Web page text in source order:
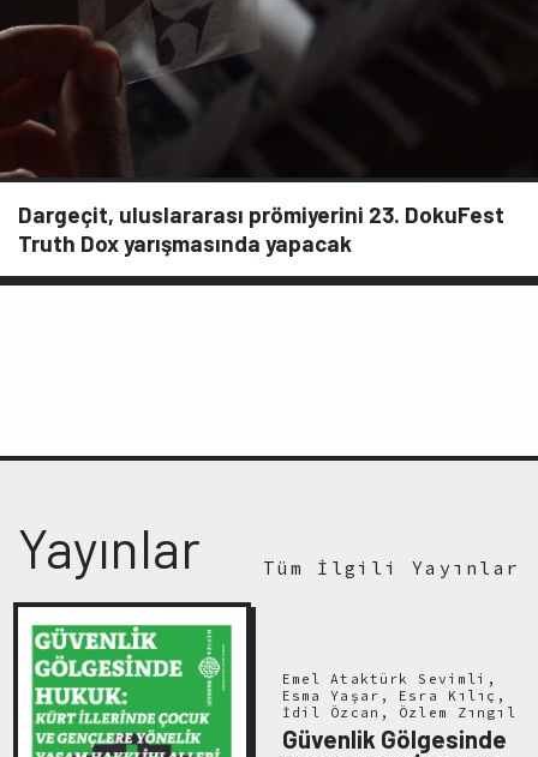
Dargeçit, uluslararası prömiyerini 23. DokuFest
Truth Dox yarışmasında yapacak
Yayınlar Tüm İlgili Yayınlar
Emel Ataktürk Sevimli,
Esma Yaşar, Esra Kılıç,
İdil Özcan, Özlem Zıngıl
Güvenlik Gölgesinde